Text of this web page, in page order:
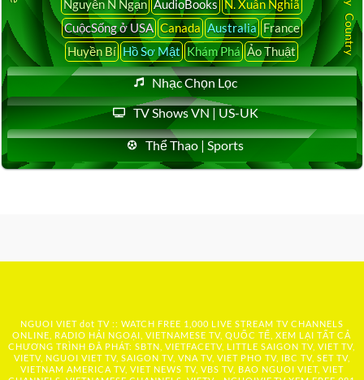
Nguyễn N Ngạn AudioBooks N. Xuân Nghiã
CuộcSống ở USA Canada Australia France
Huyền Bí Hồ Sơ Mật Khám Phá Ảo Thuật
Nhạc Chọn Lọc
TV Shows VN | US-UK
Thể Thao | Sports
NGUOI VIET dot TV :: WATCH FREE 1,000 LIVE STREAM TV CHANNELS
ONLINE, RADIO HẢI NGOẠI, VIETNAMESE TV, QUỐC TẾ, XEM LẠI TẤT CẢ
CHƯƠNG TRÌNH ĐÃ PHÁT: SBTN, VIETFACETV, LITTLE SAIGON TV, VIET TV,
VIETV, NGUOI VIET TV, SAIGON TV, VNA TV, VIET PHO TV, IBC TV, SET TV,
VIETNAM AMERICA TV, VIET NEWS TV, VBS TV, BAO NGUOI VIET, VIET